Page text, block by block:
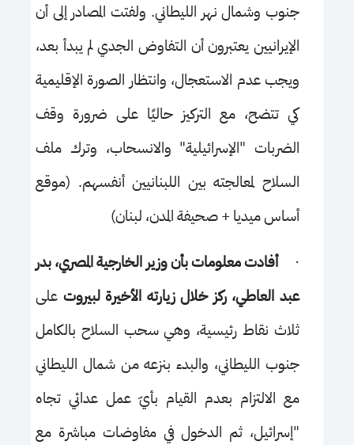
جنوب وشمال نهر الليطاني. ولفتت المصادر إلى أن
الإيرانيين يعتبرون أن التفاوض الجدي لم يبدأ بعد،
ويجب عدم الاستعجال، وانتظار الصورة الإقليمية
كي تتضح، مع التركيز حاليًا على ضرورة وقف
الضربات "الإسرائيلية" والانسحاب، وترك ملف
السلاح لمعالجته بين اللبنانيين أنفسهم. (موقع
أساس ميديا + صحيفة المدن، لبنان)
·أفادت معلومات بأن وزير الخارجية المصري، بدر
عبد العاطي، ركز خلال زيارته الأخيرة لبيروت على
ثلاث نقاط رئيسية، وهي سحب السلاح بالكامل
جنوب الليطاني، والبدء بنزعه من شمال الليطاني
مع الالتزام بعدم القيام بأيّ عمل عدائي تجاه
"إسرائيل، ثم الدخول في مفاوضات مباشرة مع